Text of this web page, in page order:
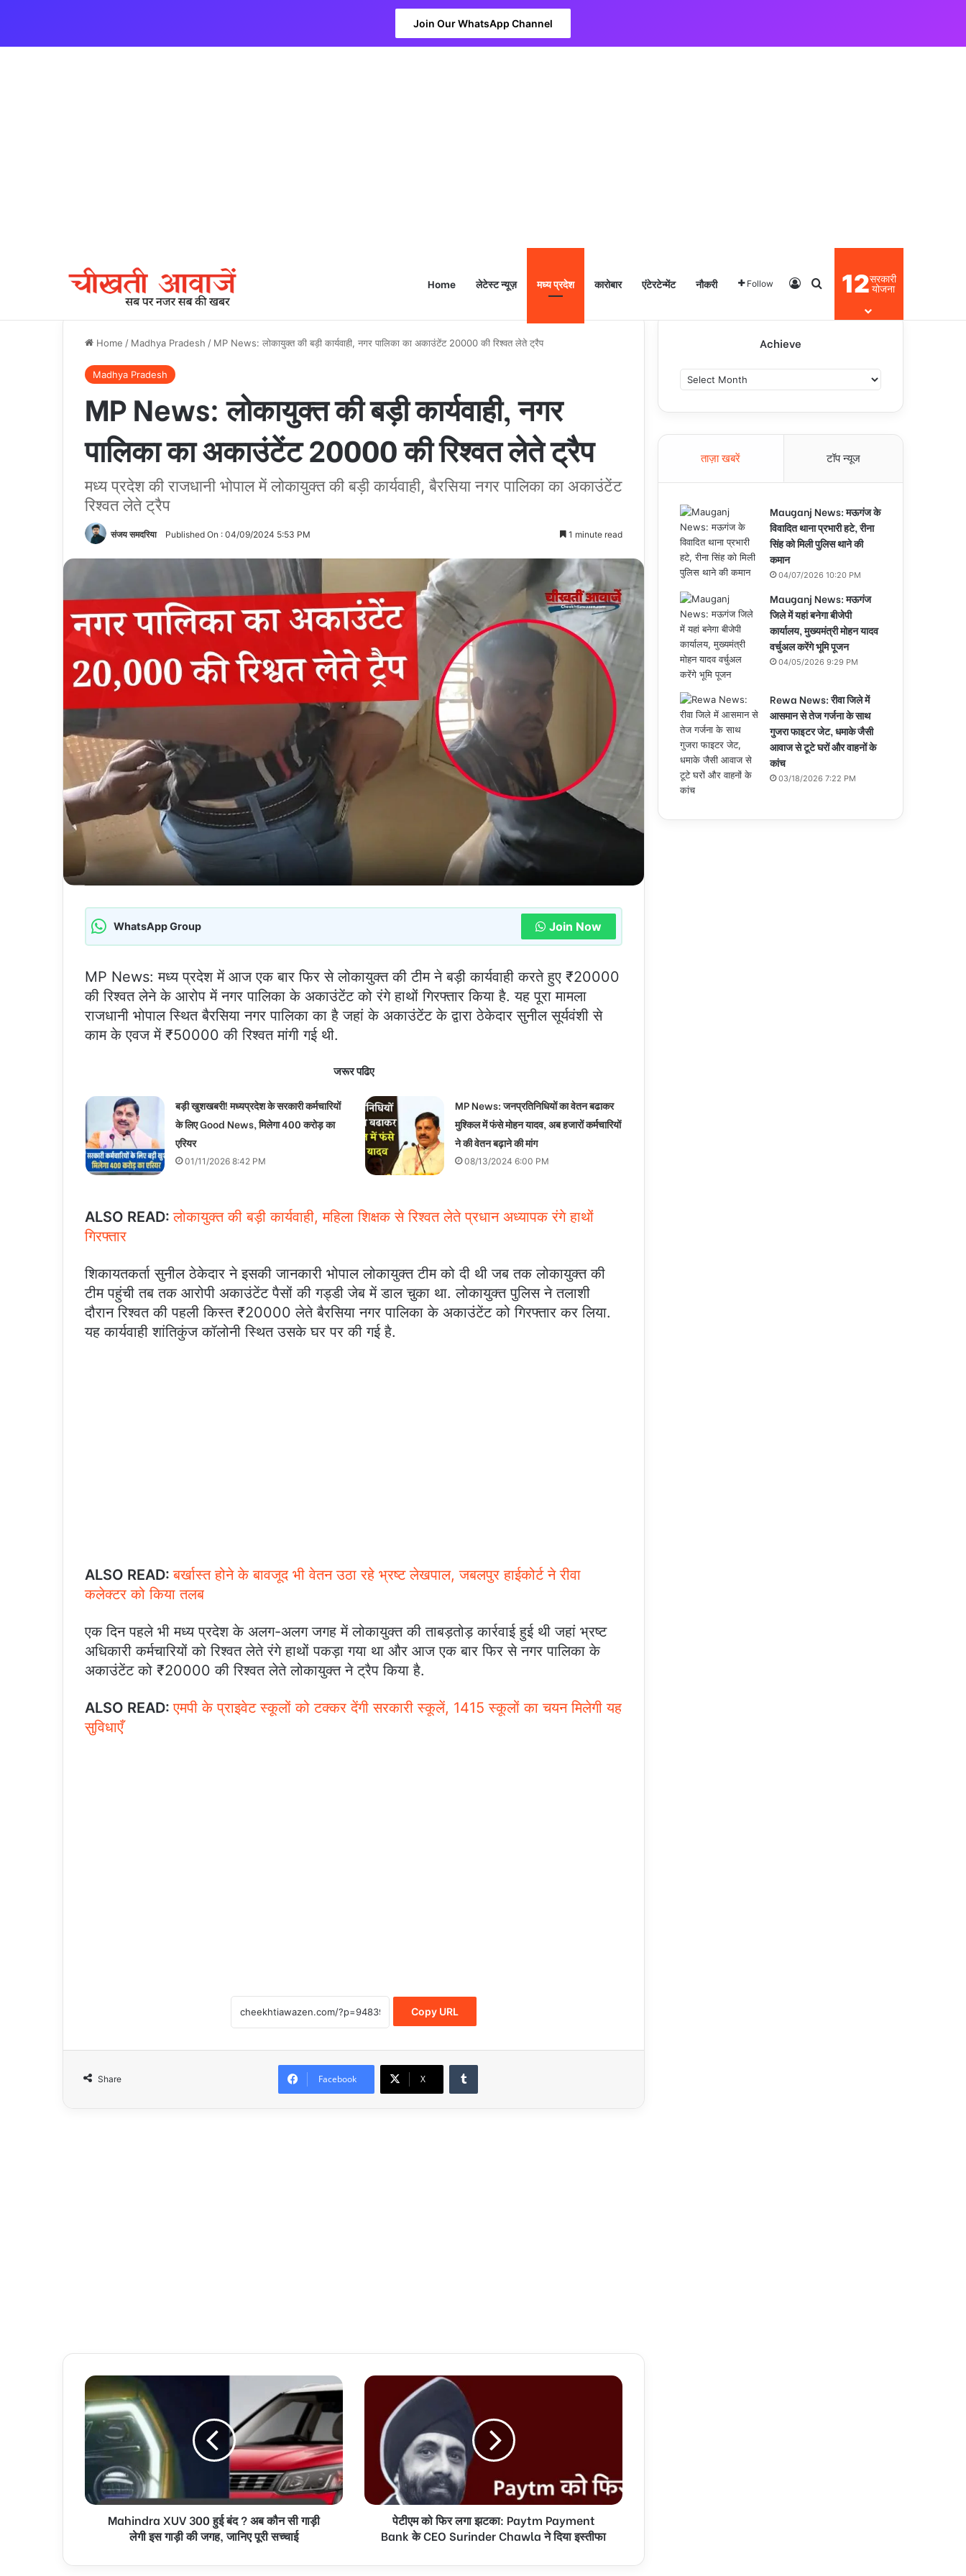
Join Our WhatsApp Channel
Home लेटेस्ट न्यूज़ मध्य प्रदेश कारोबार एंटेरटेन्मेंट नौकरी Follow Log InSearch for
12सरकारी
योजना
Home / Madhya Pradesh / MP News: लोकायुक्त की बड़ी कार्यवाही, नगर पालिका का अकाउंटेंट 20000 की रिश्वत लेते ट्रैप
Madhya Pradesh
MP News: लोकायुक्त की बड़ी कार्यवाही, नगर
पालिका का अकाउंटेंट 20000 की रिश्वत लेते ट्रैप
मध्य प्रदेश की राजधानी भोपाल में लोकायुक्त की बड़ी कार्यवाही, बैरसिया नगर पालिका का अकाउंटेंट
रिश्वत लेते ट्रैप
संजय समदरिया Published On : 04/09/2024 5:53 PM 1 minute read
WhatsApp Group Join Now
MP News: मध्य प्रदेश में आज एक बार फिर से लोकायुक्त की टीम ने बड़ी कार्यवाही करते हुए ₹20000
की रिश्वत लेने के आरोप में नगर पालिका के अकाउंटेंट को रंगे हाथों गिरफ्तार किया है.यह पूरा मामला
राजधानी भोपाल स्थित बैरसिया नगर पालिका का है जहां के अकाउंटेंट के द्वारा ठेकेदार सुनील सूर्यवंशी से
काम के एवज में ₹50000 की रिश्वत मांगी गई थी.
जरूर पढिए
बड़ी खुशखबरी! मध्यप्रदेश के सरकारी कर्मचारियों
के लिए Good News, मिलेगा 400 करोड़ का
एरियर
01/11/2026 8:42 PM
MP News: जनप्रतिनिधियों का वेतन बढाकर
मुश्किल में फंसे मोहन यादव, अब हजारों कर्मचारियों
ने की वेतन बढ़ाने की मांग
08/13/2024 6:00 PM
ALSO READ:लोकायुक्त की बड़ी कार्यवाही, महिला शिक्षक से रिश्वत लेते प्रधान अध्यापक रंगे हाथों
गिरफ्तार
शिकायतकर्ता सुनील ठेकेदार ने इसकी जानकारी भोपाल लोकायुक्त टीम को दी थी जब तक लोकायुक्त की
टीम पहुंची तब तक आरोपी अकाउंटेंट पैसों की गड्डी जेब में डाल चुका था.लोकायुक्त पुलिस ने तलाशी
दौरान रिश्वत की पहली किस्त ₹20000 लेते बैरसिया नगर पालिका के अकाउंटेंट को गिरफ्तार कर लिया.
यह कार्यवाही शांतिकुंज कॉलोनी स्थित उसके घर पर की गई है.
ALSO READ:बर्खास्त होने के बावजूद भी वेतन उठा रहे भ्रष्ट लेखपाल, जबलपुर हाईकोर्ट ने रीवा
कलेक्टर को किया तलब
एक दिन पहले भी मध्य प्रदेश के अलग-अलग जगह में लोकायुक्त की ताबड़तोड़ कार्रवाई हुई थी जहां भ्रष्ट
अधिकारी कर्मचारियों को रिश्वत लेते रंगे हाथों पकड़ा गया था और आज एक बार फिर से नगर पालिका के
अकाउंटेंट को ₹20000 की रिश्वत लेते लोकायुक्त ने ट्रैप किया है.
ALSO READ:एमपी के प्राइवेट स्कूलों को टक्कर देंगी सरकारी स्कूलें, 1415 स्कूलों का चयन मिलेगी यह
सुविधाएँ
Copy URL
Share Facebook X
Mahindra XUV 300 हुई बंद ? अब कौन सी गाड़ी
लेगी इस गाड़ी की जगह, जानिए पूरी सच्चाई
पेटीएम को फिर लगा झटका: Paytm Payment
Bank के CEO Surinder Chawla ने दिया इस्तीफा
Achieve
c
e
ताज़ा खबरें टॉप न्यूज
Mauganj News: मऊगंज के
विवादित थाना प्रभारी हटे, रीना
सिंह को मिली पुलिस थाने की
कमान
04/07/2026 10:20 PM
Mauganj News: मऊगंज
जिले में यहां बनेगा बीजेपी
कार्यालय, मुख्यमंत्री मोहन यादव
वर्चुअल करेंगे भूमि पूजन
04/05/2026 9:29 PM
Rewa News: रीवा जिले में
आसमान से तेज गर्जना के साथ
गुजरा फाइटर जेट, धमाके जैसी
आवाज से टूटे घरों और वाहनों के
कांच
03/18/2026 7:22 PM